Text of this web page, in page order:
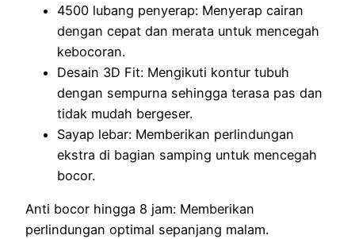
4500 lubang penyerap: Menyerap cairan
dengan cepat dan merata untuk mencegah
kebocoran.
Desain 3D Fit: Mengikuti kontur tubuh
dengan sempurna sehingga terasa pas dan
tidak mudah bergeser.
Sayap lebar: Memberikan perlindungan
ekstra di bagian samping untuk mencegah
bocor.
Anti bocor hingga 8 jam: Memberikan
perlindungan optimal sepanjang malam.